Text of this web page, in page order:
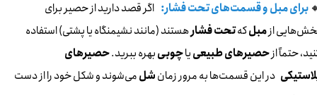
برای مبل و قسمت‌های تحت فشار: اگر قصد دارید از حصیر برای
ازمبلکهتحت فشارهستند (مانند نشیمنگاه یا پشتی) استفاده
حتماً ازحصیرهای طبیعییاچوبیبهره ببرید.حصیرهای
در این قسمت‌ها به مرور زمانشلمی‌شوند و شکل خود را از دست